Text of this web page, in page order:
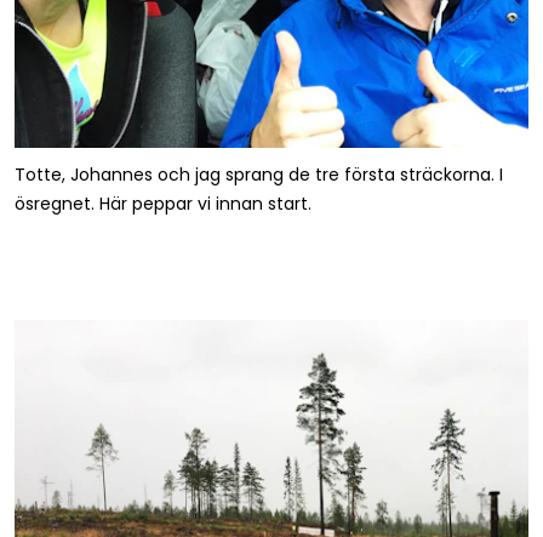
Totte, Johannes och jag sprang de tre första sträckorna. I
ösregnet. Här peppar vi innan start.